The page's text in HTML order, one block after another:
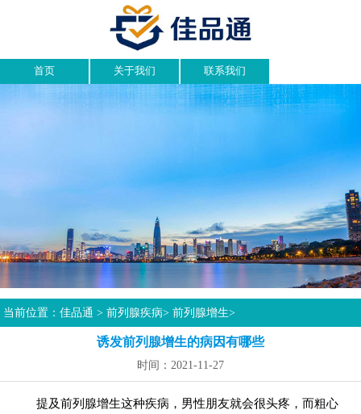
首页 关于我们 联系我们
当前位置：佳品通 >前列腺疾病>前列腺增生>
诱发前列腺增生的病因有哪些
时间：2021-11-27
提及前列腺增生这种疾病，男性朋友就会很头疼，而粗心